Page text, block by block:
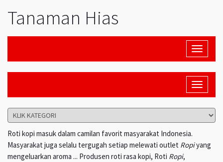
Tanaman Hias
Toggle
Toggle
Roti kopi masuk dalam camilan favorit masyarakat Indonesia.
Masyarakat juga selalu tergugah setiap melewati outlet Ropiyang
mengeluarkan aroma ... Produsen roti rasa kopi, Roti Ropi,